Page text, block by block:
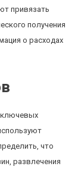
привязать
получения
о расходах
ключевых
что
развлечения